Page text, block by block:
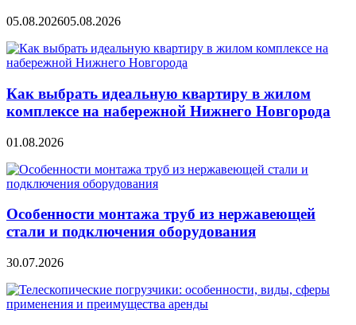
05.08.202605.08.2026
Как выбрать идеальную квартиру в жилом
комплексе на набережной Нижнего Новгорода
01.08.2026
Особенности монтажа труб из нержавеющей
стали и подключения оборудования
30.07.2026